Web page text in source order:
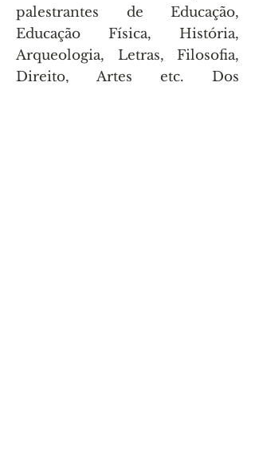
palestrantes de Educação,
Educação Física, História,
Arqueologia, Letras, Filosofia,
Direito, Artes etc. Dos